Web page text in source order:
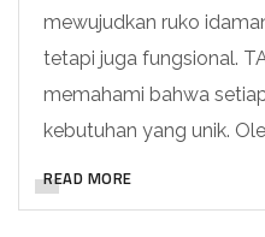
mewujudkan ruko
tetapi juga fungsional.
memahami bahwa
kebutuhan yang unik.
READ MORE